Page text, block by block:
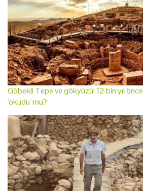
Göbekli Tepe ve gökyüzü: 12 bin yıl önce
'okudu' mu?